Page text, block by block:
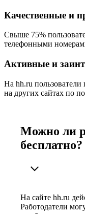
Качественные и
Свыше 75%
телефонными
Активные и
На hh.ru
на других сайтах по
Можно ли
бесплатно?
На сайте hh.ru
Работодатели